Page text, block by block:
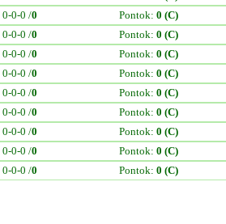
0-0-0 /0 Pontok: 0 (C)
0-0-0 /0 Pontok: 0 (C)
0-0-0 /0 Pontok: 0 (C)
0-0-0 /0 Pontok: 0 (C)
0-0-0 /0 Pontok: 0 (C)
0-0-0 /0 Pontok: 0 (C)
0-0-0 /0 Pontok: 0 (C)
0-0-0 /0 Pontok: 0 (C)
0-0-0 /0 Pontok: 0 (C)